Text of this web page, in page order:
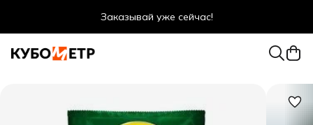
Заказывай уже сейчас!
Оптовые цены даже для физ. лиц